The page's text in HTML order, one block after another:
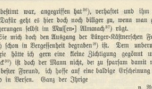
- Staats- und
hs. m. U.